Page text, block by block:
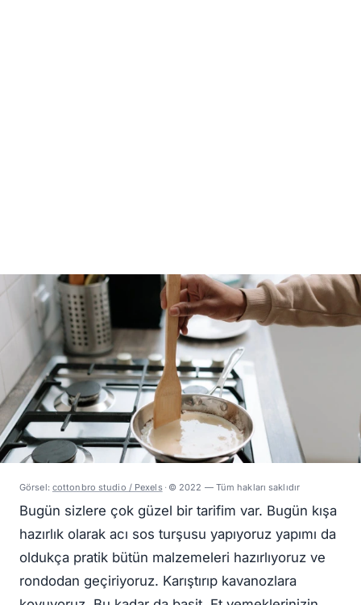
Görsel: cottonbro studio / Pexels · © 2022 — Tüm hakları saklıdır
Bugün sizlere çok güzel bir tarifim var. Bugün kışa
hazırlık olarak acı sos turşusu yapıyoruz yapımı da
oldukça pratik bütün malzemeleri hazırlıyoruz ve
rondodan geçiriyoruz. Karıştırıp kavanozlara